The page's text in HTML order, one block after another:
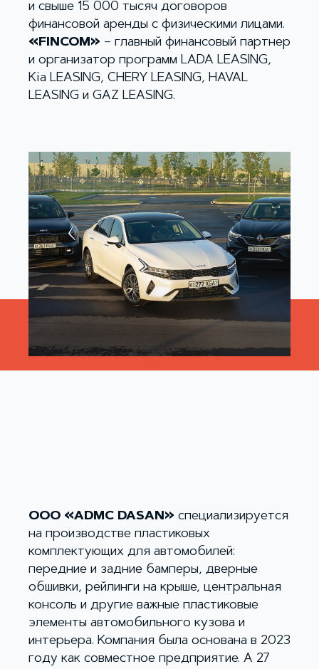
и свыше 15 000 тысяч договоров
финансовой аренды с физическими лицами.
«FINCOM» – главный финансовый партнер
и организатор программ LADA LEASING,
Kia LEASING, CHERY LEASING, HAVAL
LEASING и GAZ LEASING.
ООО «ADMC DASAN» специализируется
на производстве пластиковых
комплектующих для автомобилей:
передние и задние бамперы, дверные
обшивки, рейлинги на крыше, центральная
консоль и другие важные пластиковые
элементы автомобильного кузова и
интерьера. Компания была основана в 2023
году как совместное предприятие. А 27